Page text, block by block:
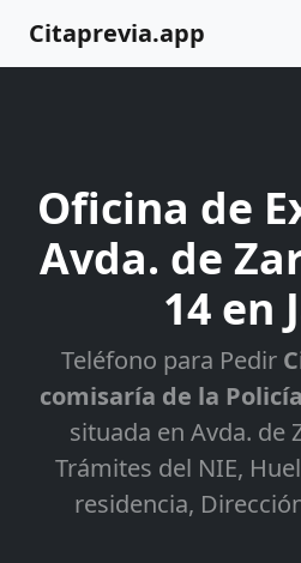
Citaprevia.app
Oficina de
Avda. de
14 en
Teléfono para Pedir
comisaría de la
situada en Avda. de
Trámites del NIE,
residencia,